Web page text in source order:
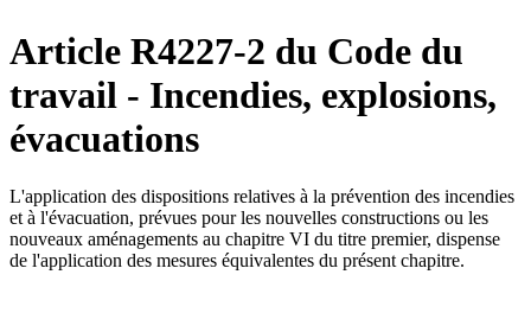
Article R4227-2 du Code du
travail - Incendies, explosions,
évacuations
L'application des dispositions relatives à la prévention des incendies
et à l'évacuation, prévues pour les nouvelles constructions ou les
nouveaux aménagements au chapitre VI du titre premier, dispense
de l'application des mesures équivalentes du présent chapitre.